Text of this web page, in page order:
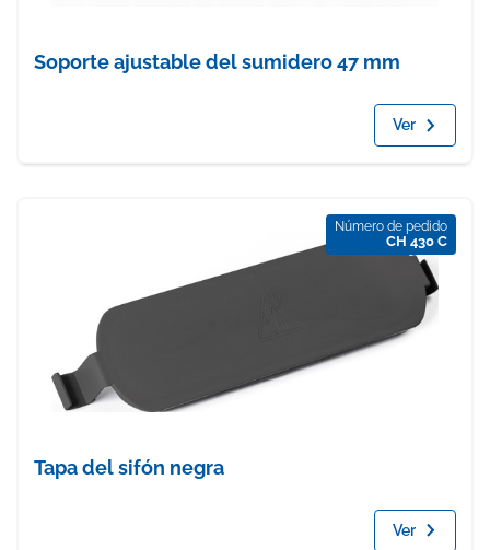
Soporte ajustable del sumidero 47 mm
Ver
Número de pedido
CH 430 C
Tapa del sifón negra
Ver